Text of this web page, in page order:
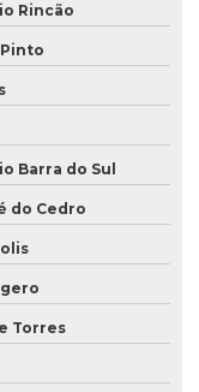
Rincão
Barra do Sul
do Cedro
Torres